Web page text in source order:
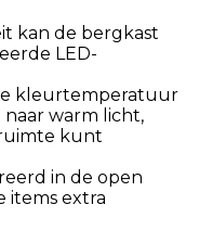
kan de bergkast
LED-
kleurtemperatuur
naar warm licht,
kunt
in de open
items extra